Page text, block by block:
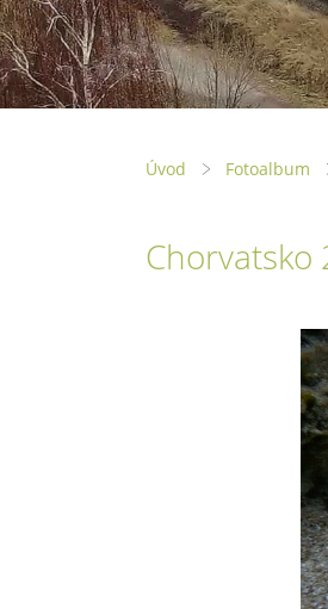
Úvod Fotoalbum
Chorvatsko